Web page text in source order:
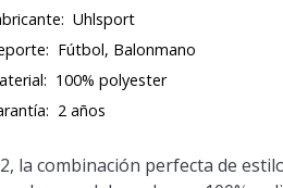
Uhlsport
Fútbol, Balonmano
100% polyester
2 años
, la combinación perfecta de